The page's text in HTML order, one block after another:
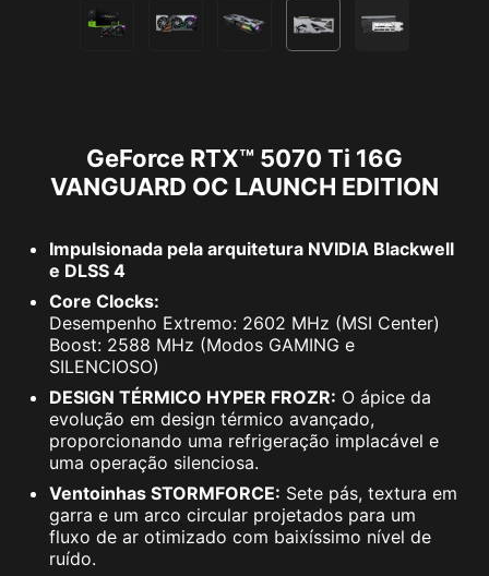
GeForce RTX™ 5070 Ti 16G
VANGUARD OC LAUNCH EDITION
Impulsionada pela arquitetura NVIDIA Blackwell
e DLSS 4
Core Clocks:
Desempenho Extremo: 2602 MHz (MSI Center)
Boost: 2588 MHz (Modos GAMING e
SILENCIOSO)
DESIGN TÉRMICO HYPER FROZR: O ápice da
evolução em design térmico avançado,
proporcionando uma refrigeração implacável e
uma operação silenciosa.
Ventoinhas STORMFORCE: Sete pás, textura em
garra e um arco circular projetados para um
fluxo de ar otimizado com baixíssimo nível de
ruído.